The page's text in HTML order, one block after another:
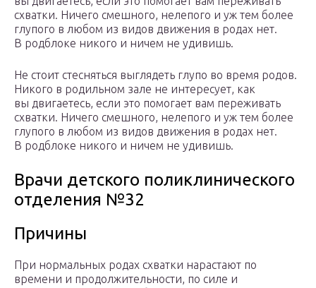
схватки. Ничего смешного, нелепого и уж тем более
глупого в любом из видов движения в родах нет.
В родблоке никого и ничем не удивишь.
Не стоит стесняться выглядеть глупо во время родов.
Никого в родильном зале не интересует, как
вы двигаетесь, если это помогает вам переживать
схватки. Ничего смешного, нелепого и уж тем более
глупого в любом из видов движения в родах нет.
В родблоке никого и ничем не удивишь.
Врачи детского поликлинического
отделения №32
Причины
При нормальных родах схватки нарастают по
времени и продолжительности, по силе и